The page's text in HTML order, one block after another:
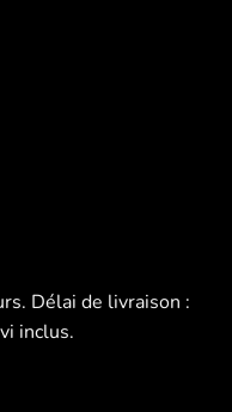
Délai de livraison :
inclus.